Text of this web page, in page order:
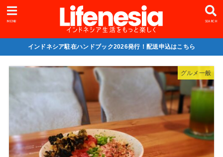
SEARCH
MENU
インドネシア駐在ハンドブック2026発行！配送申込はこちら
グルメ一般